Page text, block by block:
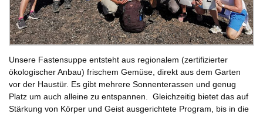
Unsere Fastensuppe entsteht aus regionalem (zertifizierter
ökologischer Anbau) frischem Gemüse, direkt aus dem Garten
vor der Haustür. Es gibt mehrere Sonnenterassen und genug
Platz um auch alleine zu entspannen. Gleichzeitig bietet das auf
Stärkung von Körper und Geist ausgerichtete Program, bis in die